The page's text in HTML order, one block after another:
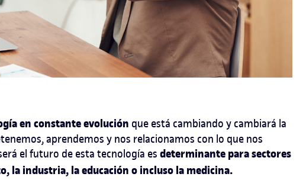
en constante evolución que está cambiando y cambiará la
aprendemos y nos relacionamos con lo que nos
el futuro de esta tecnología es determinante para sectores
la industria, la educación o incluso la medicina.